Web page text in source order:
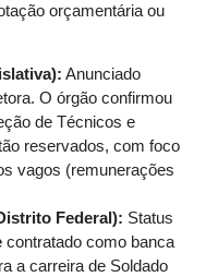
orçamentária ou
Anunciado
O órgão confirmou
de Técnicos e
reservados, com foco
vagos (remunerações
Federal): Status
contratado como banca
a carreira de Soldado